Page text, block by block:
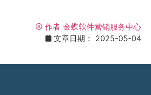
作者 金蝶软件营销服务中心
文章日期：
2025-05-04